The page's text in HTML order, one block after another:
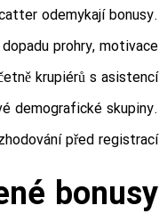
odemykají bonusy.
prohry, motivace
krupiérů s asistencí
demografické skupiny.
před registrací.
bonusy